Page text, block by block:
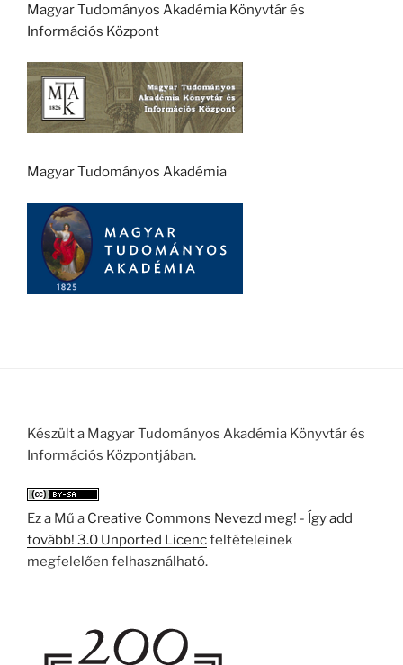
Magyar Tudományos Akadémia Könyvtár és
Információs Központ
Magyar Tudományos Akadémia
Készült a Magyar Tudományos Akadémia Könyvtár és
Információs Központjában.
Ez a Mű a Creative Commons Nevezd meg! - Így add
tovább! 3.0 Unported Licencfeltételeinek
megfelelően felhasználható.